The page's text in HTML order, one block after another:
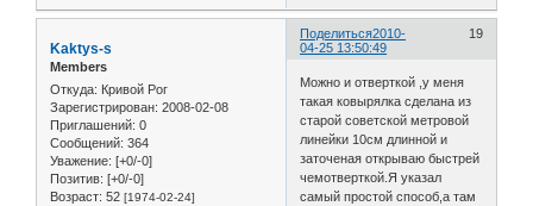
Поделиться 19
2010-
04-25 13:50:49
Kaktys-s
Members
Откуда: Кривой Рог
Зарегистрирован: 2008-02-08
Приглашений: 0
Сообщений: 364
Уважение: [+0/-0]
Позитив: [+0/-0]
Возраст: 52 [1974-02-24]
Можно и отверткой ,у меня
такая ковырялка сделана из
старой советской метровой
линейки 10см длинной и
заточеная открываю быстрей
чемотверткой.Я указал
самый простой способ,а там